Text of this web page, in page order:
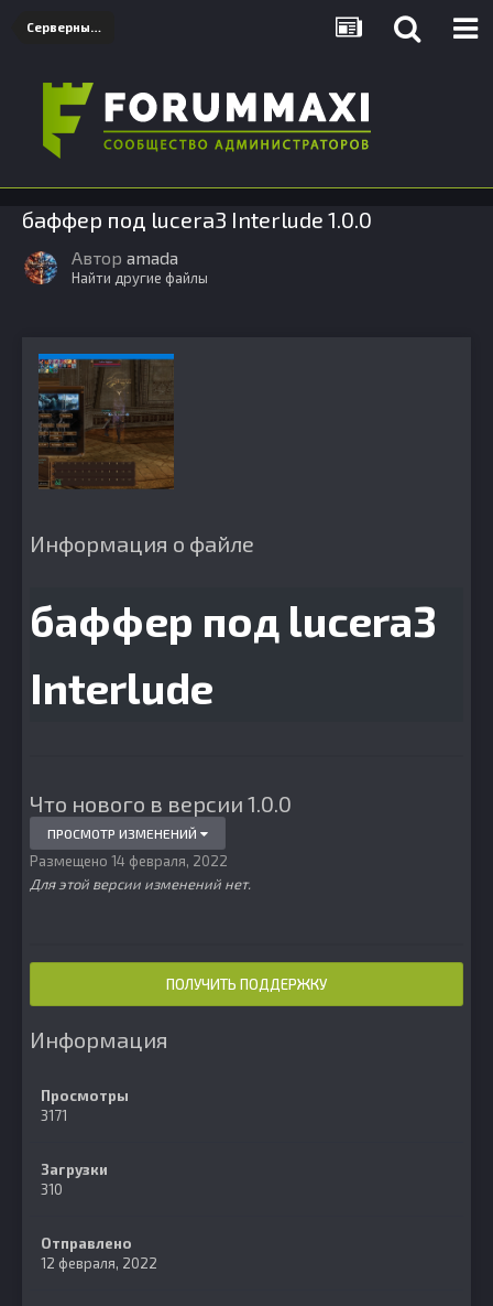
Серверные дополнения
баффер под lucera3 Interlude 1.0.0
Автор amada
Найти другие файлы
Информация о файле
баффер под lucera3
Interlude
Что нового в версии 1.0.0
ПРОСМОТР ИЗМЕНЕНИЙ
Размещено 14 февраля, 2022
Для этой версии изменений нет.
ПОЛУЧИТЬ ПОДДЕРЖКУ
Информация
Просмотры
3171
Загрузки
310
Отправлено
12 февраля, 2022